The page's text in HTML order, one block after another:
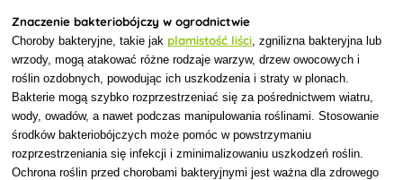
Znaczenie bakteriobójczy w ogrodnictwie
Choroby bakteryjne, takie jakplamistość liści , zgnilizna bakteryjna lub
wrzody, mogą atakować różne rodzaje warzyw, drzew owocowych i
roślin ozdobnych, powodując ich uszkodzenia i straty w plonach.
Bakterie mogą szybko rozprzestrzeniać się za pośrednictwem wiatru,
wody, owadów, a nawet podczas manipulowania roślinami. Stosowanie
środków bakteriobójczych może pomóc w powstrzymaniu
rozprzestrzeniania się infekcji i zminimalizowaniu uszkodzeń roślin.
Ochrona roślin przed chorobami bakteryjnymi jest ważna dla zdrowego